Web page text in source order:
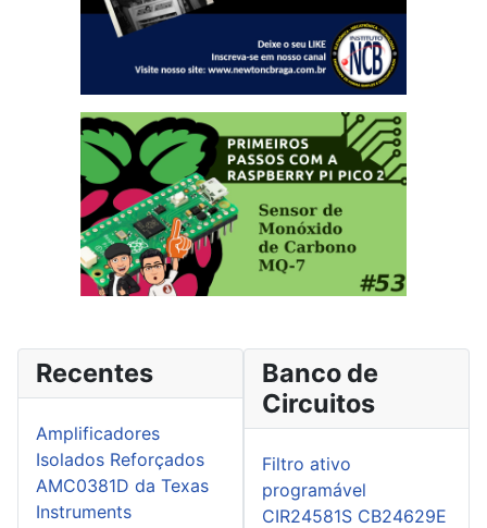
Recentes
Amplificadores
Isolados Reforçados
AMC0381D da Texas
Instruments
Banco de
Circuitos
Filtro ativo
programável
CIR24581S CB24629E